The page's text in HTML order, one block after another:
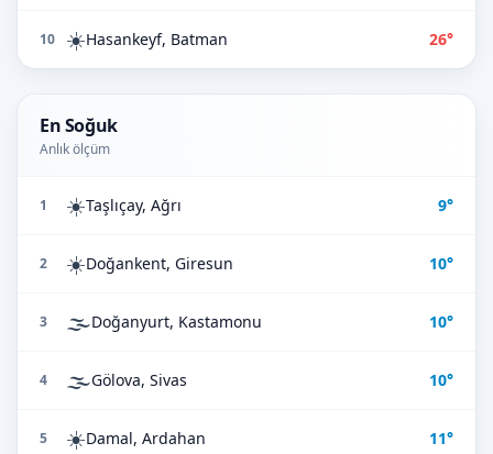
10 ☀️Hasankeyf, Batman 26°
En Soğuk
Anlık ölçüm
1 ☀️Taşlıçay, Ağrı 9°
2 ☀️Doğankent, Giresun 10°
3 🌫️Doğanyurt, Kastamonu 10°
4 🌫️Gölova, Sivas 10°
5 ☀️Damal, Ardahan 11°